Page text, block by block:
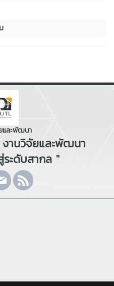
และพัฒนา
านวิจัยและพัฒนา
ะดับสากล "